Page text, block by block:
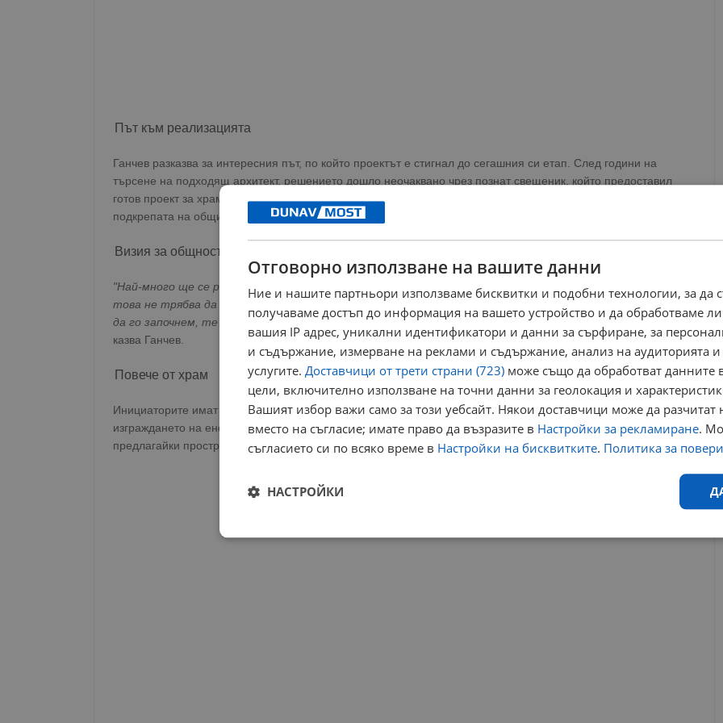
Път към реализацията
Ганчев разказва за интересния път, по който проектът е стигнал до сегашния си етап. След години на
търсене на подходящ архитект, решението дошло неочаквано чрез познат свещеник, който предоставил
готов проект за храм със същото име от друг град. С благословията на Русенския митрополит Наум и
подкрепата на общинската администрация, проектът започнал да се реализира стъпка по стъпка.
Визия за общностно участие
"Най-много ще се радвам той да се превърне в проект на жителите на квартал "Дружба". Защото
това не трябва да бъде нещо, привнесено отвън, а трябва да го припознаят като тяхно - дори и ние
да го започнем, те да го завършат. Според мен това ще бъде и залогът за успеха на този проект"
казва Ганчев.
Повече от храм
Инициаторите имат амбициозна визия, която надхвърля самото изграждане на храма. Планира се
изграждането на енорийски център, който да служи като културно и социално средище за квартала,
предлагайки пространство за неделни училища, беседи, представяния на книги, изложби и концерти.
Отговорно използване на вашите данни
Ние и нашите партньори използваме бисквитки и подобни технологии, за да
получаваме достъп до информация на вашето устройство и да обработваме
вашия IP адрес, уникални идентификатори и данни за сърфиране, за
и съдържание, измерване на реклами и съдържание, анализ на аудиторията
услугите. Доставчици от трети страни (723) може също да обработват данните
цели, включително използване на точни данни за геолокация и
Вашият избор важи само за този уебсайт. Някои доставчици може да разчитат
вместо на съгласие; имате право да възразите в Настройки за рекламиране.
съгласието си по всяко време в Настройки на бисквитките. Политика за
НАСТРОЙКИ
Строго
Ефективност Таргетиране Функционалност